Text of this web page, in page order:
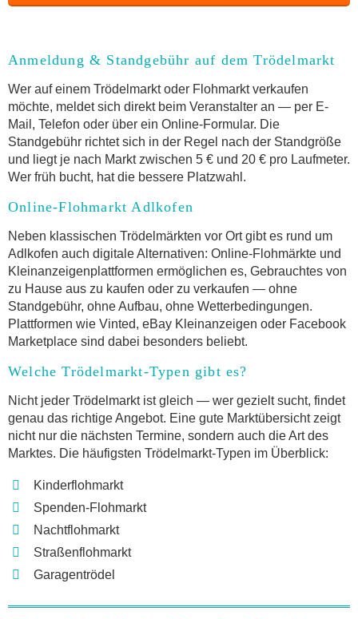
Anmeldung & Standgebühr auf dem Trödelmarkt
Wer auf einem Trödelmarkt oder Flohmarkt verkaufen
möchte, meldet sich direkt beim Veranstalter an — per E-
Mail, Telefon oder über ein Online-Formular. Die
Standgebühr richtet sich in der Regel nach der Standgröße
und liegt je nach Markt zwischen 5 € und 20 € pro Laufmeter.
Wer früh bucht, hat die bessere Platzwahl.
Online-Flohmarkt Adlkofen
Neben klassischen Trödelmärkten vor Ort gibt es rund um
Adlkofen auch digitale Alternativen: Online-Flohmärkte und
Kleinanzeigenplattformen ermöglichen es, Gebrauchtes von
zu Hause aus zu kaufen oder zu verkaufen — ohne
Standgebühr, ohne Aufbau, ohne Wetterbedingungen.
Plattformen wie Vinted, eBay Kleinanzeigen oder Facebook
Marketplace sind dabei besonders beliebt.
Welche Trödelmarkt-Typen gibt es?
Nicht jeder Trödelmarkt ist gleich — wer gezielt sucht, findet
genau das richtige Angebot. Eine gute Marktübersicht zeigt
nicht nur die nächsten Termine, sondern auch die Art des
Marktes. Die häufigsten Trödelmarkt-Typen im Überblick:
Kinderflohmarkt
Spenden-Flohmarkt
Nachtflohmarkt
Straßenflohmarkt
Garagentrödel